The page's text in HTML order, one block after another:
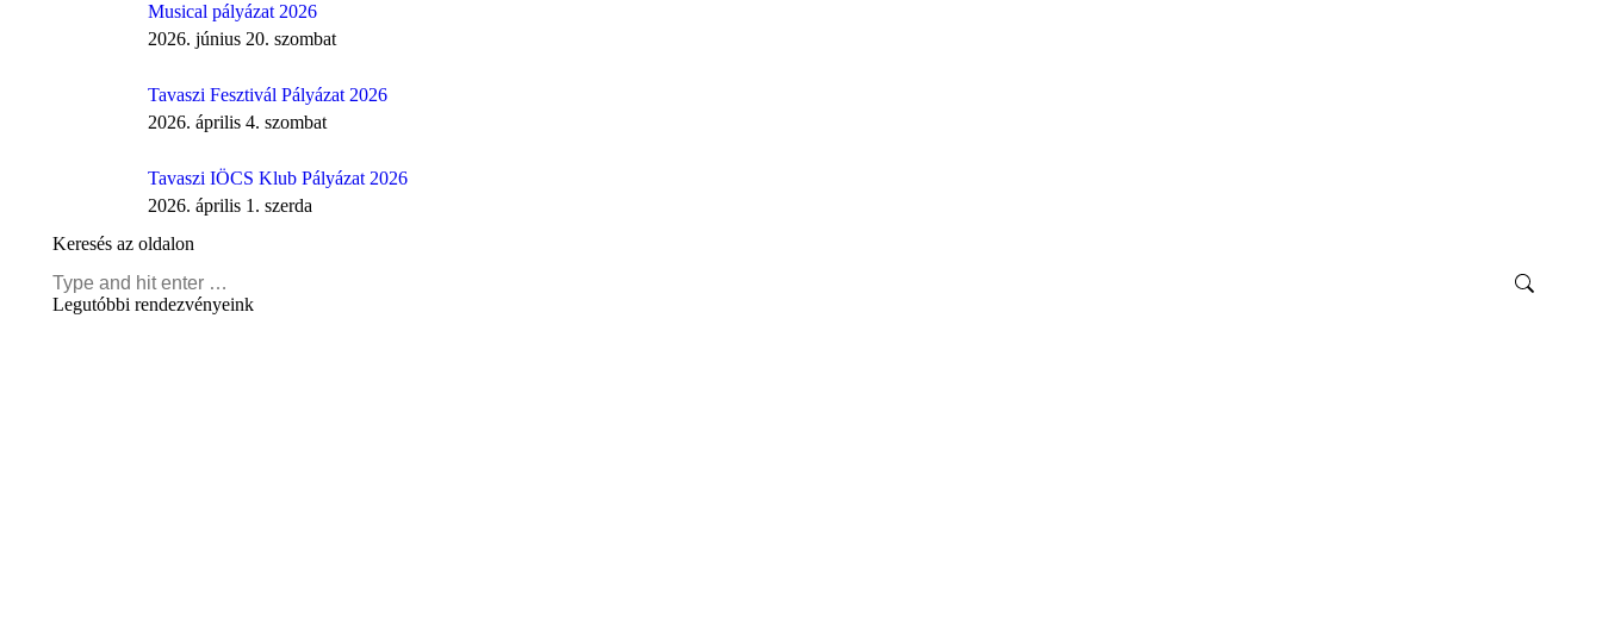
Musical pályázat 2026
2026. június 20. szombat
Tavaszi Fesztivál Pályázat 2026
2026. április 4. szombat
Tavaszi IÖCS Klub Pályázat 2026
2026. április 1. szerda
Keresés az oldalon
Search:
Legutóbbi rendezvényeink